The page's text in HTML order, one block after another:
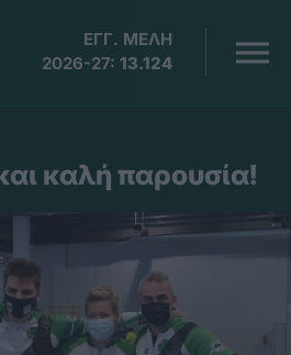
ΕΓΓ. ΜΕΛΗ
2026-27: 13.124
καλή παρουσία!